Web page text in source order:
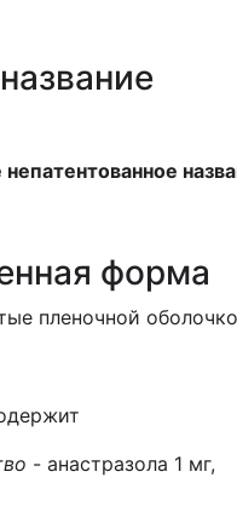
форма
пленочной
- анастразола 1 мг,